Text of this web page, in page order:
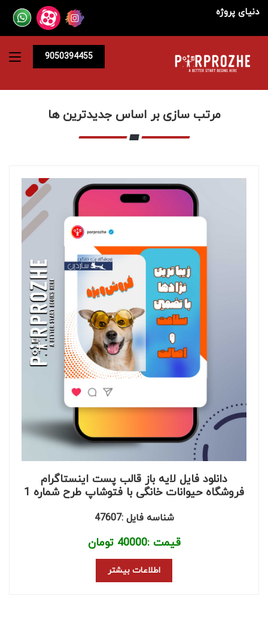
دنیای پروژه
9050394455
مرتب سازی بر اساس جدیدترین ها
دانلود فایل لایه باز قالب پست اینستاگرام
فروشگاه حیوانات خانگی با فتوشاپ طرح شماره 1
شناسه فایل :47607
قیمت :40000 تومان
اطلاعات بیشتر